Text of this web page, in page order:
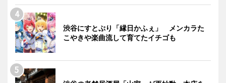
渋谷にすとぷり「縁日かふぇ」 メンカラた
こやきや楽曲流して育てたイチゴも